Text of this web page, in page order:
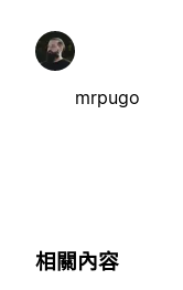
mrpugo
相關內容